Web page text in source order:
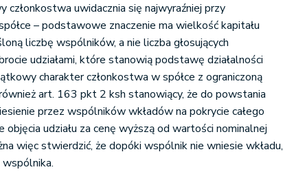
członkostwa uwidacznia się najwyraźniej przy
– podstawowe znaczenie ma wielkość kapitału
liczbę wspólników, a nie liczba głosujących
udziałami, które stanowią podstawę działalności
charakter członkostwa w spółce z ograniczoną
art. 163 pkt 2 ksh stanowiący, że do powstania
przez wspólników wkładów na pokrycie całego
objęcia udziału za cenę wyższą od wartości nominalnej
więc stwierdzić, że dopóki wspólnik nie wniesie wkładu,